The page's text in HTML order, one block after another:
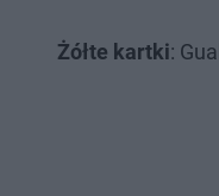
Żółte kartki: